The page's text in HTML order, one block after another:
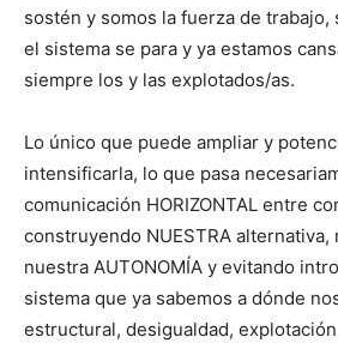
sostén y somos la fuerza de trabajo,
el sistema se para y ya estamos
siempre los y las explotados/as.
Lo único que puede ampliar y
intensificarla, lo que pasa
comunicación HORIZONTAL entre
construyendo NUESTRA alternativa,
nuestra AUTONOMÍA y evitando
sistema que ya sabemos a dónde
estructural, desigualdad,